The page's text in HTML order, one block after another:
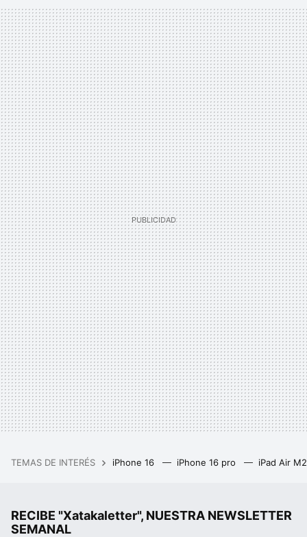
TEMAS DE INTERÉS iPhone 16 iPhone 16 pro iPad Air
RECIBE "Xatakaletter", NUESTRA NEWSLETTER
SEMANAL